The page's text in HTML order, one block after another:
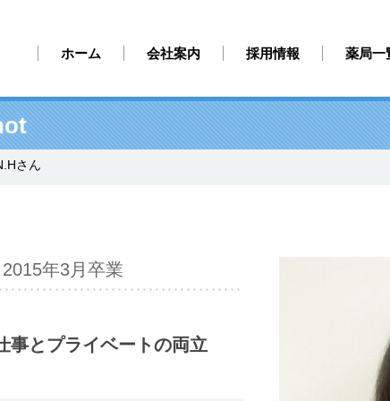
ホーム 会社案内 採用情報 薬局一
さん
年3月卒業
事とプライベートの両立